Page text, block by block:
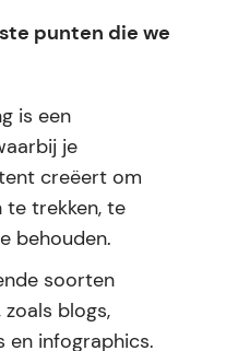
punten die we
is een
je
creëert om
te trekken, te
behouden.
soorten
blogs,
en infographics.